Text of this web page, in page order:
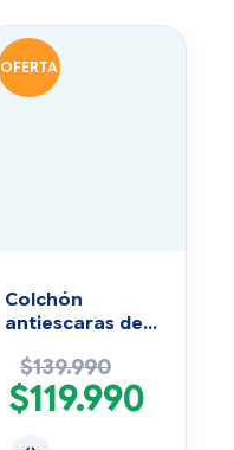
OFERTA
Colchón
antiescaras de
para postrados
$139.990
$119.990